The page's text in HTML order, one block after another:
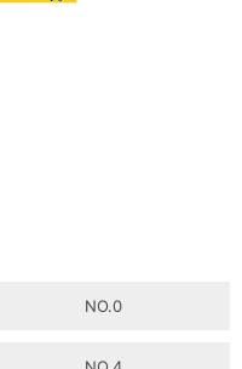
NO.0